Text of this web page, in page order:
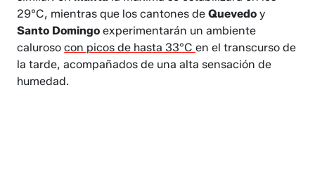
29°C, mientras que los cantones deQuevedo y
Santo Domingo experimentarán un ambiente
calurosocon picos de hasta 33°Cen el transcurso de
la tarde, acompañados de una alta sensación de
humedad.